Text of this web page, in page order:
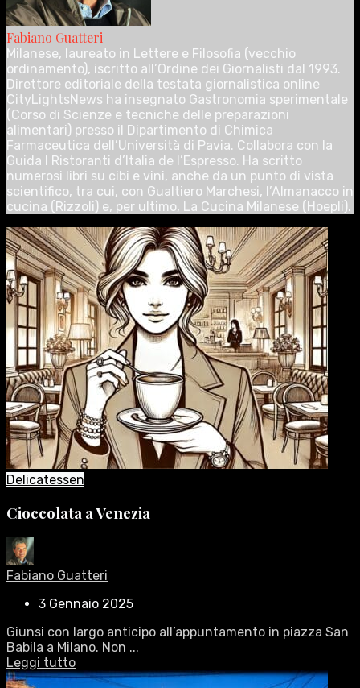
Fabiano Guatteri
Milanese, laureato in Lettere e Filosofia (vecchio
ordinamento), iscritto all’Ordine dei Giornalisti dal 1993.
Direttore editoriale della testata giornalistica online
CityLightsNews ha insegnato Gastronomia sperimentale
(Corso di Scienze e tecniche delle preparazioni
alimentari) presso il Dipartimento di Chimica
Farmaceutica dell’Università di Pavia. Collabora con la
Guida I Ristoranti d’Italia de l’Espresso. Ha scritto
numerosi libri su cibi e vini, anche da un punto di vista
scientifico, tra cui, con Gualtiero Marchesi, l’Almanacco in
cucina (Rizzoli) e, per ultimo, La Cucina Milanese (Hoepli).
Delicatessen
Cioccolata a Venezia
Fabiano Guatteri
3 Gennaio 2025
Giunsi con largo anticipo all’appuntamento in piazza San
Babila a Milano. Non ...
Leggi tutto